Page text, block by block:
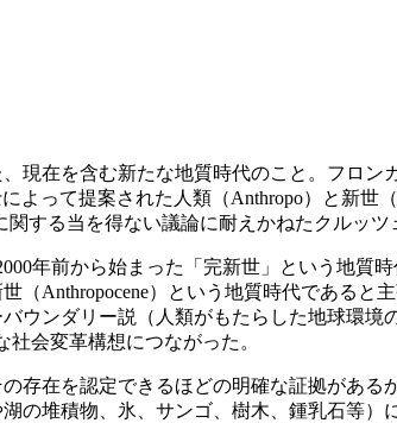
在を含む新たな地質時代のこと。フロン
って提案された人類（Anthropo）と新世
する当を得ない議論に耐えかねたクルッ
年前から始まった「完新世」という地質
（Anthropocene）という地質時代である
ウンダリー説（人類がもたらした地球環
会変革構想につながった。
在を認定できるほどの明確な証拠があ
の堆積物、氷、サンゴ、樹木、鍾乳石等